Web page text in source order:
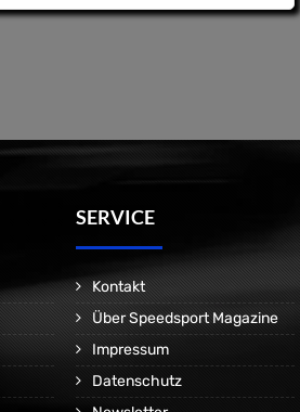
SERVICE
Kontakt
Über Speedsport Magazine
Impressum
Datenschutz